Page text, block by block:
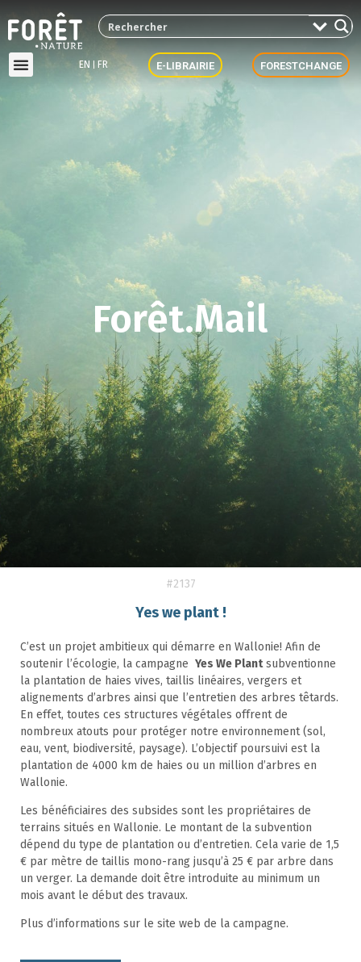
EN FR E-LIBRAIRIE FORESTCHANGE
Forêt.Mail
#2137
Yes we plant !
C’est un projet ambitieux qui démarre en Wallonie! Afin de
soutenir l’écologie, la campagne Yes We Plantsubventionne
la plantation de haies vives, taillis linéaires, vergers et
alignements d’arbres ainsi que l’entretien des arbres têtards.
En effet, toutes ces structures végétales offrent de
nombreux atouts pour protéger notre environnement (sol,
eau, vent, biodiversité, paysage). L’objectif poursuivi est la
plantation de 4000 km de haies ou un million d’arbres en
Wallonie.
Les bénéficiaires des subsides sont les propriétaires de
terrains situés en Wallonie. Le montant de la subvention
dépend du type de plantation ou d’entretien. Cela varie de 1,5
€ par mètre de taillis mono-rang jusqu’à 25 € par arbre dans
un verger. La demande doit être introduite au minimum un
mois avant le début des travaux.
Plus d’informations sur le site web de la campagne.